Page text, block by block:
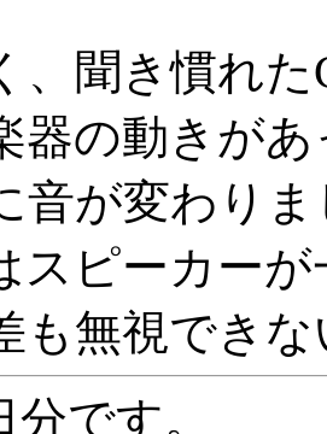
、聞き慣れ
器の動きが
音が変わり
スピーカー
も無視でき
です。